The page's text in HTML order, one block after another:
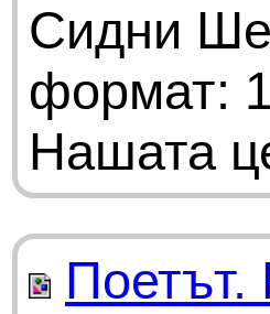
Сидни
формат:
Нашата